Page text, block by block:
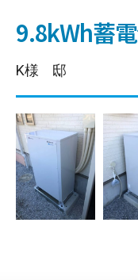
9.8kWh蓄
K様 邸